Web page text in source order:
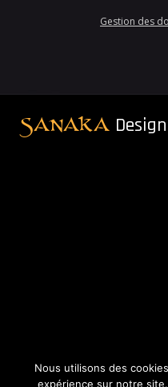
Gestion des
SANAKA Design
Nous utilisons des
expérience sur notre